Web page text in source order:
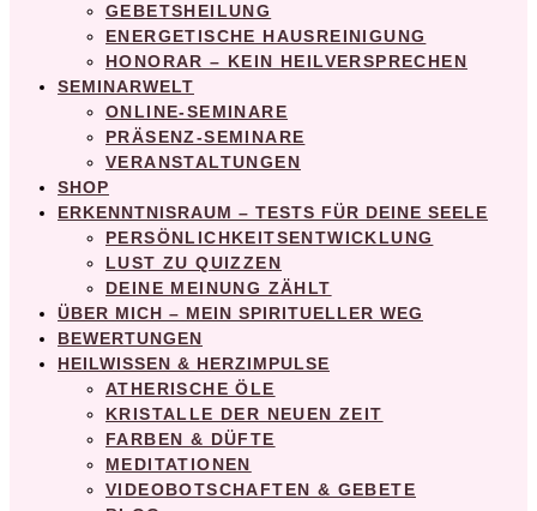
GEBETSHEILUNG
ENERGETISCHE HAUSREINIGUNG
HONORAR – KEIN HEILVERSPRECHEN
SEMINARWELT
ONLINE-SEMINARE
PRÄSENZ-SEMINARE
VERANSTALTUNGEN
SHOP
ERKENNTNISRAUM – TESTS FÜR DEINE SEELE
PERSÖNLICHKEITSENTWICKLUNG
LUST ZU QUIZZEN
DEINE MEINUNG ZÄHLT
ÜBER MICH – MEIN SPIRITUELLER WEG
BEWERTUNGEN
HEILWISSEN & HERZIMPULSE
ATHERISCHE ÖLE
KRISTALLE DER NEUEN ZEIT
FARBEN & DÜFTE
MEDITATIONEN
VIDEOBOTSCHAFTEN & GEBETE